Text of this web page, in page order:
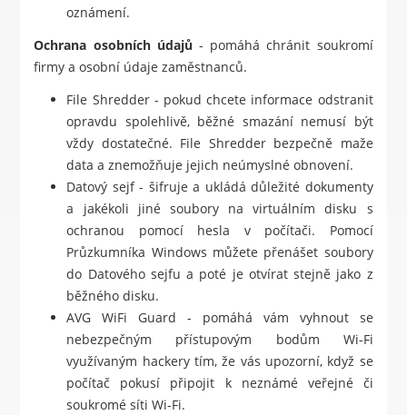
oznámení.
Ochrana osobních údajů - pomáhá chránit soukromí
firmy a osobní údaje zaměstnanců.
File Shredder - pokud chcete informace odstranit
opravdu spolehlivě, běžné smazání nemusí být
vždy dostatečné. File Shredder bezpečně maže
data a znemožňuje jejich neúmyslné obnovení.
Datový sejf - šifruje a ukládá důležité dokumenty
a jakékoli jiné soubory na virtuálním disku s
ochranou pomocí hesla v počítači. Pomocí
Průzkumníka Windows můžete přenášet soubory
do Datového sejfu a poté je otvírat stejně jako z
běžného disku.
AVG WiFi Guard - pomáhá vám vyhnout se
nebezpečným přístupovým bodům Wi-Fi
využívaným hackery tím, že vás upozorní, když se
počítač pokusí připojit k neznámé veřejné či
soukromé síti Wi-Fi.